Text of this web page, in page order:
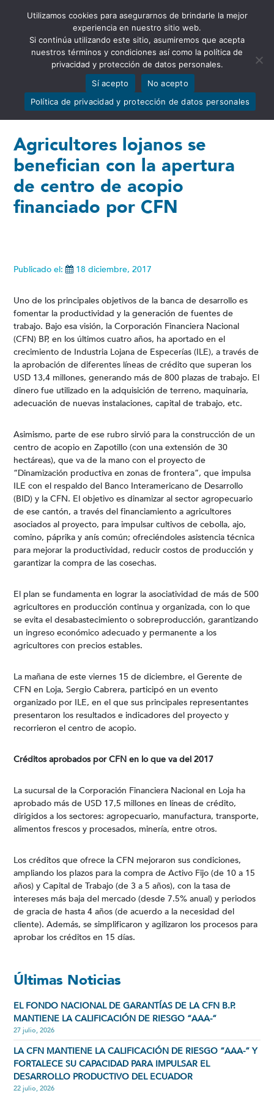
Abrir barra de herramientas
Agricultores lojanos se
benefician con la apertura
de centro de acopio
financiado por CFN
Publicado el: 18 diciembre, 2017
Uno de los principales objetivos de la banca de desarrollo es
fomentar la productividad y la generación de fuentes de
trabajo. Bajo esa visión, la Corporación Financiera Nacional
(CFN) BP, en los últimos cuatro años, ha aportado en el
crecimiento de Industria Lojana de Especerías (ILE), a través de
la aprobación de diferentes líneas de crédito que superan los
USD 13,4 millones, generando más de 800 plazas de trabajo. El
dinero fue utilizado en la adquisición de terreno, maquinaria,
adecuación de nuevas instalaciones, capital de trabajo, etc.
Asimismo, parte de ese rubro sirvió para la construcción de un
centro de acopio en Zapotillo (con una extensión de 30
hectáreas), que va de la mano con el proyecto de
“Dinamización productiva en zonas de frontera”, que impulsa
ILE con el respaldo del Banco Interamericano de Desarrollo
(BID) y la CFN. El objetivo es dinamizar al sector agropecuario
de ese cantón, a través del financiamiento a agricultores
asociados al proyecto, para impulsar cultivos de cebolla, ajo,
comino, páprika y anís común; ofreciéndoles asistencia técnica
para mejorar la productividad, reducir costos de producción y
garantizar la compra de las cosechas.
El plan se fundamenta en lograr la asociatividad de más de 500
agricultores en producción continua y organizada, con lo que
se evita el desabastecimiento o sobreproducción, garantizando
un ingreso económico adecuado y permanente a los
agricultores con precios estables.
La mañana de este viernes 15 de diciembre, el Gerente de
CFN en Loja, Sergio Cabrera, participó en un evento
organizado por ILE, en el que sus principales representantes
presentaron los resultados e indicadores del proyecto y
recorrieron el centro de acopio.
Créditos aprobados por CFN en lo que va del 2017
La sucursal de la Corporación Financiera Nacional en Loja ha
aprobado más de USD 17,5 millones en líneas de crédito,
dirigidos a los sectores: agropecuario, manufactura, transporte,
alimentos frescos y procesados, minería, entre otros.
Los créditos que ofrece la CFN mejoraron sus condiciones,
ampliando los plazos para la compra de Activo Fijo (de 10 a 15
años) y Capital de Trabajo (de 3 a 5 años), con la tasa de
intereses más baja del mercado (desde 7.5% anual) y periodos
de gracia de hasta 4 años (de acuerdo a la necesidad del
cliente). Además, se simplificaron y agilizaron los procesos para
aprobar los créditos en 15 días.
Últimas Noticias
EL FONDO NACIONAL DE GARANTÍAS DE LA CFN B.P.
MANTIENE LA CALIFICACIÓN DE RIESGO “AAA-”
27 julio, 2026
LA CFN MANTIENE LA CALIFICACIÓN DE RIESGO “AAA-” Y
FORTALECE SU CAPACIDAD PARA IMPULSAR EL
DESARROLLO PRODUCTIVO DEL ECUADOR
22 julio, 2026
Utilizamos cookies para asegurarnos de brindarle la mejor
experiencia en nuestro sitio web.
Si continúa utilizando este sitio, asumiremos que acepta
nuestros términos y condiciones así como la política de
privacidad y protección de datos personales.
Sí acepto
No acepto
Política de privacidad y protección de datos personales